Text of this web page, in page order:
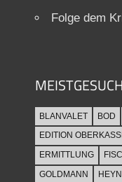
Folge dem
BLANVALET BOD
EDITION
ERMITTLUNG
GOLDMANN